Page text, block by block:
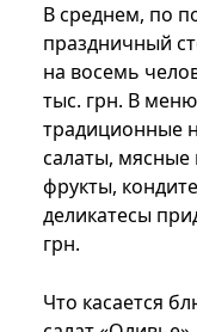
В среднем, по
праздничный
на восемь
тыс. грн. В
традиционные
салаты,
фрукты,
деликатесы
грн.
Что касается